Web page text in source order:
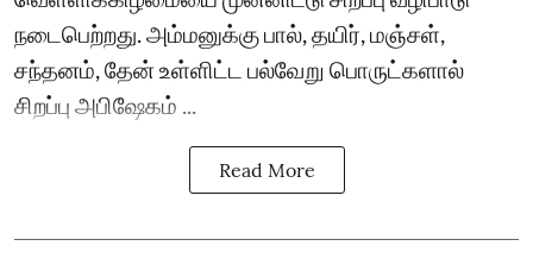
நடைபெற்றது. அம்மனுக்கு பால், தயிர், மஞ்சள்,
சந்தனம், தேன் உள்ளிட்ட பல்வேறு பொருட்களால்
சிறப்பு அபிஷேகம் ...
Read More